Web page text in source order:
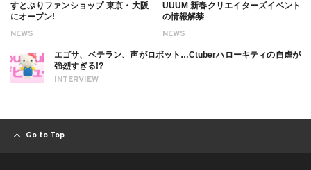
NEWS
すとぷりファンショップ 東京・大阪
にオープン!
NEWS
UUUM 新春クリエイターズイベント
の情報解禁
INTERVIEW
エゴサ、ベテラン、声がロボット…Ctuberハローキティの自虐が
強烈すぎる!?
Go to Top